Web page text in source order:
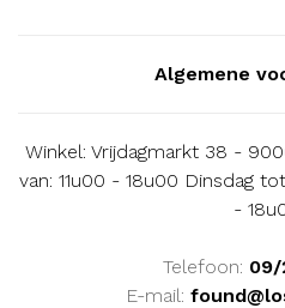
Algemene
Winkel: Vrijdagmarkt 38 -
van: 11u00 - 18u00 Dinsdag
-
Telefoon: 09/
E-mail: